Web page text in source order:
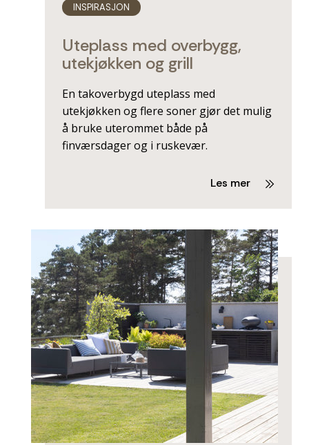
INSPIRASJON
Uteplass med overbygg,
utekjøkken og grill
En takoverbygd uteplass med
utekjøkken og flere soner gjør det mulig
å bruke uterommet både på
finværsdager og i ruskevær.
Les mer